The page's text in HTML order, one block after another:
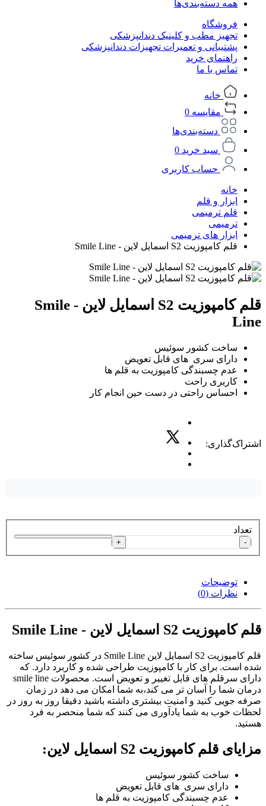
همه دسته‌بندی‌ها
فروشگاه
تجهیز مطب و کلینیک دندانپزشکی
پشتیبانی و تعمیرات تجهیزات دندانپزشکی
راهنمای خرید
تماس با ما
خانه
مقایسه 0
دسته‌بندی‌ها
سبد خرید 0
حساب کاربری
خانه
ابزار و قلم
قلم ترمیمی
ترمیمی
ابزار های ترمیمی
قلم کامپوزیت S2 اسمایل لاین - Smile Line
قلم کامپوزیت S2 اسمایل لاین - Smile
Line
ساخت کشور سوئیس
دارای سری های قابل تعویض
عدم چسبندگی کامپوزیت به قلم ها
کاربری راحت
احساس راحتی در دست حین انجام کار
اشتراک‌گذاری:
تعداد
-
+
توضیحات
نظرات (0)
قلم کامپوزیت S2 اسمایل لاین - Smile Line
قلم کامپوزیت S2 اسمایل لاین Smile Line در کشور سوئیس ساخته
شده است. برای کار با کامپوزیت طراحی شده و کاربرد دارد. که
دارای سرقلم های قابل تغییر و تعویض است. محصولات smile line
درمان شما را آسان تر می کند،به شما امکان می دهد در زمان
صرفه جویی کنید و امنیت بیشتری داشته باشید دقیقا روز به روز در
لحظات خوب به شما یادآوری می کنند که شما منحصر به فرد
هستید.
مزایای قلم کامپوزیت S2 اسمایل لاین:
ساخت کشور سوئیس
دارای سری های قابل تعویض
عدم چسبندگی کامپوزیت به قلم ها